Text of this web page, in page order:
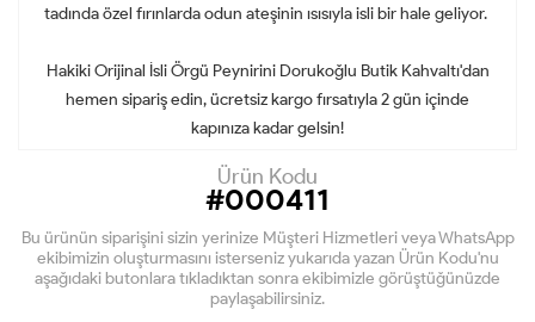
tadında özel fırınlarda odun ateşinin ısısıyla isli bir hale geliyor.
Hakiki Orijinal İsli Örgü Peynirini Dorukoğlu Butik Kahvaltı'dan
hemen sipariş edin, ücretsiz kargo fırsatıyla 2 gün içinde
kapınıza kadar gelsin!
Ürün Kodu
#000411
Bu ürünün siparişini sizin yerinize Müşteri Hizmetleri veya WhatsApp
ekibimizin oluşturmasını isterseniz yukarıda yazan Ürün Kodu'nu
aşağıdaki butonlara tıkladıktan sonra ekibimizle görüştüğünüzde
paylaşabilirsiniz.